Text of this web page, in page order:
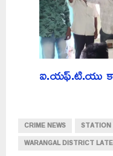
ఐ.యఫ్.టి.యు
CRIME NEWS STATION
WARANGAL DISTRICT